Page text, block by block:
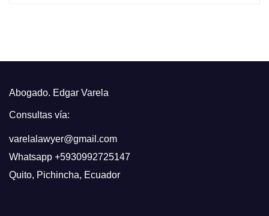
Abogado. Edgar Varela
Consultas vía:
varelalawyer@gmail.com
Whatsapp +5930992725147
Quito, Pichincha, Ecuador